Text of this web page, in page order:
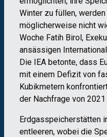
Winter zu füllen,
möglicherweise nicht
Woche Fatih Birol,
ansässigen
Die IEA betonte, dass
mit einem Defizit von
Kubikmetern
der Nachfrage von
Erdgasspeicherstätten
entleeren, wobei die